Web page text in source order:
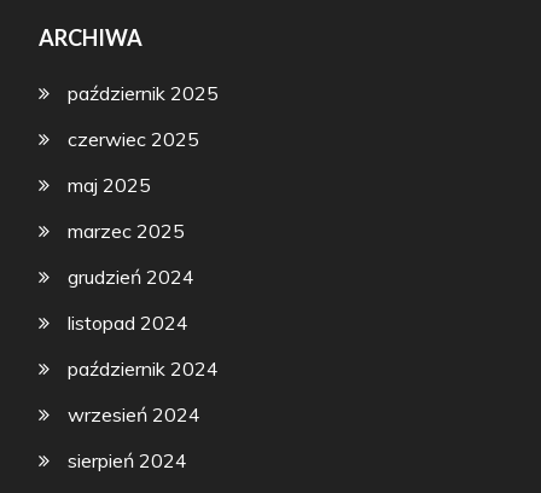
ARCHIWA
październik 2025
czerwiec 2025
maj 2025
marzec 2025
grudzień 2024
listopad 2024
październik 2024
wrzesień 2024
sierpień 2024